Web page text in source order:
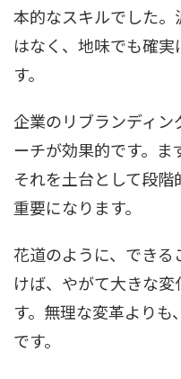
本的なスキルでした
はなく、地味でも確
す。
企業のリブランディン
ーチが効果的です。ま
それを土台として段
重要になります。
花道のように、でき
けば、やがて大きな
す。無理な変革より
です。